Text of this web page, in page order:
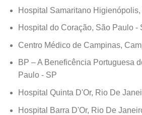
Hospital Samaritano
Hospital do Coração, São Paulo -
Centro Médico de Campinas,
BP – A Beneficência Portuguesa
Paulo - SP
Hospital Quinta D'Or, Rio De
Hospital Barra D'Or, Rio De